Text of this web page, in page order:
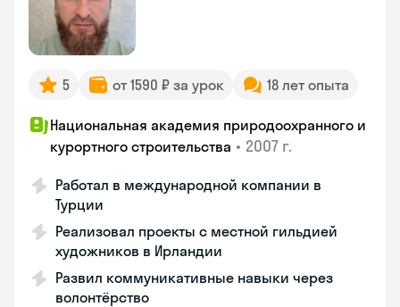
5 от 1590 ₽ за урок 18 лет опыта
Национальная академия природоохранного и
курортного строительства • 2007 г.
Работал в международной компании в
Турции
Реализовал проекты с местной гильдией
художников в Ирландии
Развил коммуникативные навыки через
волонтёрство